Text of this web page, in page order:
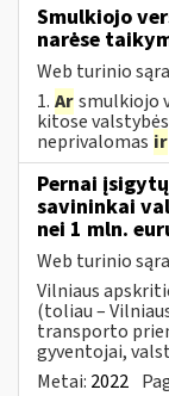
Smulkiojo
narėse
Web turinio
1. Arsmulkiojo
kitose
neprivalomas ir
Pernai
savininkai
nei 1 mln.
Web turinio
Vilniaus
(toliau –
transporto
gyventojai,
Metai: 2022